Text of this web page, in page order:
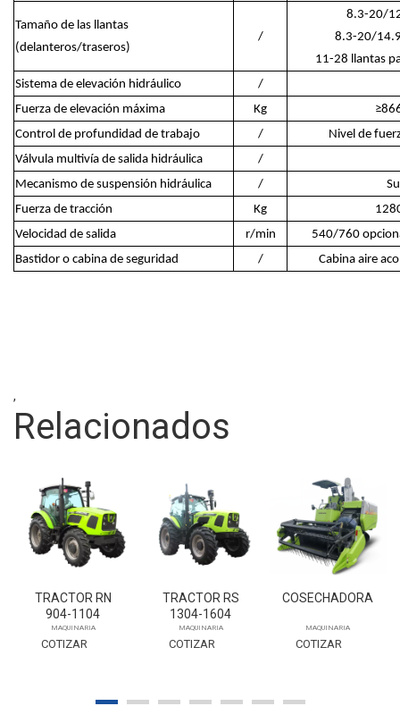
Tamaño de las llantas
(delanteros/traseros)
/
8.3-20/
8.3-20/
11-28 llantas
Sistema de elevación hidráulico
/
Fuerza de elevación máxima
Kg
Control de profundidad de trabajo
/
Nivel de
Válvula multivía de salida hidráulica
/
Mecanismo de suspensión hidráulica
/
Fuerza de tracción
Kg
Velocidad de salida
r/min
540/760
Bastidor o cabina de seguridad
/ Cabina aire
,
Relacionados
TRACTOR RN
904-1104
MAQUINARIA
COTIZAR
TRACTOR RS
1304-1604
MAQUINARIA
COTIZAR
COSECHADORA
MAQUINARIA
COTIZAR